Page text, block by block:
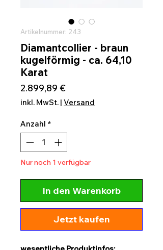
Artikelnummer: 243
Diamantcollier - braun
kugelförmig - ca. 64,10
Karat
2.899,89 €Preis
inkl. MwSt. | Versand
Anzahl *
Nur noch 1 verfügbar
In den Warenkorb
Jetzt kaufen